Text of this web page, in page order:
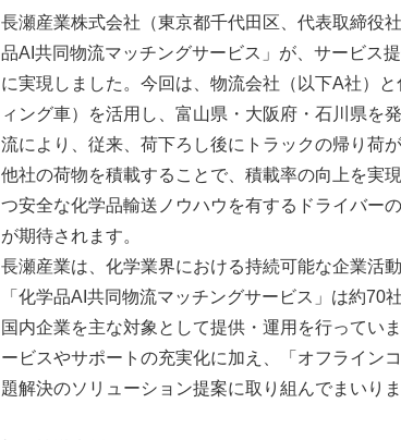
長瀬産業株式会社（東京都千代田区、代表取締
品AI共同物流マッチングサービス」が、サービス
に実現しました。今回は、物流会社（以下A社）
ィング車）を活用し、富山県・大阪府・石川県を
流により、従来、荷下ろし後にトラックの帰り荷
他社の荷物を積載することで、積載率の向上を実
つ安全な化学品輸送ノウハウを有するドライバー
が期待されます。
長瀬産業は、化学業界における持続可能な企業活
「化学品AI共同物流マッチングサービス」は約70
国内企業を主な対象として提供・運用を行ってい
ービスやサポートの充実化に加え、「オフライン
題解決のソリューション提案に取り組んでまいりま